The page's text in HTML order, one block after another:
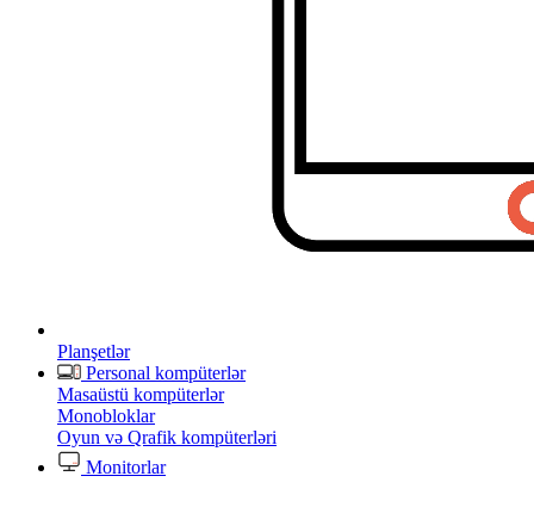
Planşetlər
Personal kompüterlər
Masaüstü kompüterlər
Monobloklar
Oyun və Qrafik kompüterləri
Monitorlar